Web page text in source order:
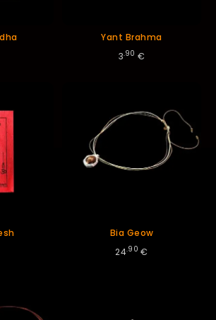
Yant Brahma
3.90 €
Bia Geow
24.90 €